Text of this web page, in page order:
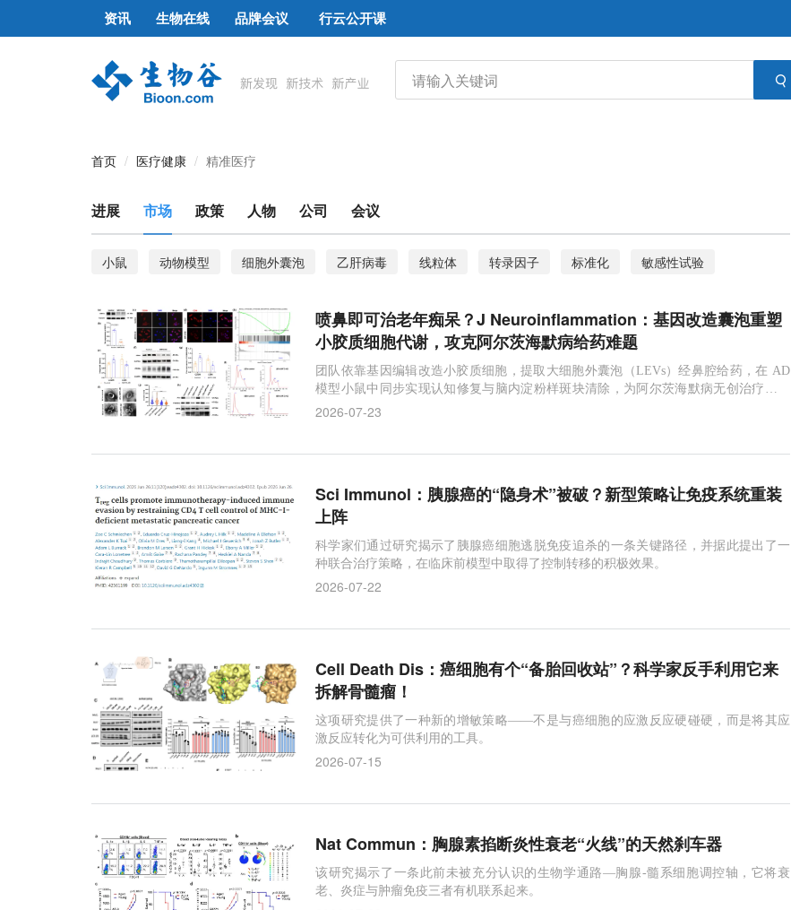
资讯 生物在线 品牌会议 行云公开课
首页 医疗健康 精准医疗
进展 市场 政策 人物 公司 会议
小鼠 动物模型 细胞外囊泡 乙肝病毒 线粒体 转录因子 标准化
敏感性试验
造血干细胞
干细胞疗法 细胞外基质 肠道肿瘤 杀伤性T细胞 免疫检查点抑制剂
调节性T细胞
阿尔茨海默病 Sirt2 血脑屏障 Mcl1蛋白 多发性骨髓瘤
生酮饮食
饮食干预
胸腺素 炎性衰老 药物
喷鼻即可治老年痴呆？J Neuroinflammation：基因改造囊泡重塑
小胶质细胞代谢，攻克阿尔茨海默病给药难题
团队依靠基因编辑改造小胶质细胞，提取大细胞外囊泡（LEVs）经鼻腔给药，在 AD
模型小鼠中同步实现认知修复与脑内淀粉样斑块清除，为阿尔茨海默病无创治疗开辟
全新通路。
2026-07-23
Sci Immunol：胰腺癌的“隐身术”被破？新型策略让免疫系统重装
上阵
科学家们通过研究揭示了胰腺癌细胞逃脱免疫追杀的一条关键路径，并据此提出了一
种联合治疗策略，在临床前模型中取得了控制转移的积极效果。
2026-07-22
Cell Death Dis：癌细胞有个“备胎回收站”？科学家反手利用它来
拆解骨髓瘤！
这项研究提供了一种新的增敏策略——不是与癌细胞的应激反应硬碰硬，而是将其应
激反应转化为可供利用的工具。
2026-07-15
Nat Commun：胸腺素掐断炎性衰老“火线”的天然刹车器
该研究揭示了一条此前未被充分认识的生物学通路—胸腺-髓系细胞调控轴，它将衰
老、炎症与肿瘤免疫三者有机联系起来。